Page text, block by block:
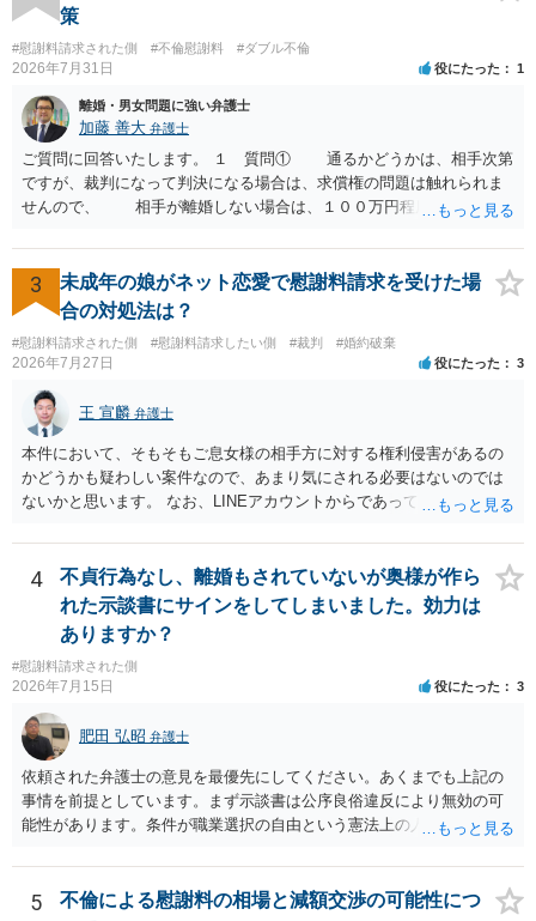
の 金銭であったと評価される可能性はあると考えます。 ② 「今後一
切関与しないなら100万円振り込む」というLINEや誓約書は、裁判上
どの程度証拠価値があるのか ⇒前後のやり取りや誓約書の具体的内容
を見ない限り、具体的な判断はできませんが、一定の証拠価値はある
と考えます。 ③ 借用書があっても、後から100万円を貸付扱いに変更
することは認められるのか。 ⇒おそらく１００万円は不当利得（受け
取る正当な権利がないのに利益を取得した）として返還請求されてい
るものかと推察しますので、 貸金返還ではないかと存じます。 ④ 私
は現在、収入も不安定で貯金もなくリボ払い借金が既に約100万あり。
今年に再婚したが主人はお金に厳しい為、一括で220万円を支払う事は
困難 仮に裁判で敗訴した場合でも、分割払いになる可能性はあります
か。 ⇒判決となり敗訴してしまった場合は、強制執行により不動産等
の財産を差し押さえられ、そこから債権回収が図られることになりま
すが、 和解であれば柔軟な解決が可能ですので、その場合は分割払
いにより支払うことも十分可能です。 ⑤ このような事情であれば、私
は120万円のみ和解交渉を続けるべきでしょうか。 ⇒ご相談者様の認
識を前提にすれば、１００万円も含めて返済する必要はないと考えら
れるため、 120万円のみについて交渉を続けることがベターかと存じ
ます。
策
#慰謝料請求された側 #不倫慰謝料 #ダブル不倫
2026年7月31日 役にたった 1
離婚・男女問題に強い弁護士
加藤 善大 弁護士
ご質問に回答いたします。 １ 質問① 通るかどうかは、相手次第
ですが、裁判になって判決になる場合は、求償権の問題は触れられま
せんので、 相手が離婚しない場合は、１００万円程度となる可能
するデメリットはありますから（経済的、時間的、精神的負担等）、
反対にご自身が、裁判も辞さずという姿勢を示すことで、プラス
に働く可能性は有り得ます。 交渉で解決する多くの場合は、相手
が弁護士に依頼しているケースで、５０万円以下で合意できる場合は
稀であると思います。 通常は、６０万円から８０万円程度になる
ことが多いというのが私の印象です。 ２ 質問② ご記載の内容が
減額を進めるうえでの交渉材料かと思います。 なお、ご自身が離
婚しないことは、交渉材料にはならないかと思いますので、ご注意く
ださい。 また、相手夫婦の婚姻関係が既に破綻していたことや、
相手女性が結婚しているとは知らなかったと主張することもあります
が、 ケースバイケースですので、ご自身の場合にそれらの主張が
できるかはよくお考え下さい。 ３ 質問③ 違約金を５０万円とす
る旨の交渉をすることが妥当かどうかという基準はありません。
公序良俗に反するような金額では、その条項自体が無効になり得ます
が、 ２００万円でも、５０万円でも、公序良俗に反するほど高額
とはいえないと考えますので、 結局は、妥当かどうかというより
も、ご自身が納得できるかどうかという基準でお考えいただくといい
と思います。 そのうえで、合意できるかは、相手も納得できるか
否かにかかってはきますが。 ４ 質問④ ご記載の内容からは判断
できないのですが、 清算条項を記載しないで合意することはリス
クがありますので、むしろ、原則としては、清算条項を記載するべき
であるとお考えいただくといいです。 ご質問に対する回答は以上で
すが、可能であれば、ご依頼になるかは別として、お近くの弁護士に
直接相談されて、 今後の対応についてアドバイス等を求めることを
お勧めいたします。 ご参考にしていただければ幸いです。
3
未成年の娘がネット恋愛で慰謝料請求を受けた場
合の対処法は？
#慰謝料請求された側 #慰謝料請求したい側 #裁判 #婚約破棄
2026年7月27日 役にたった 3
王 宣麟 弁護士
本件において、そもそもご息女様の相手方に対する権利侵害があるの
かどうかも疑わしい案件なので、あまり気にされる必要はないのでは
ないかと思います。 なお、LINEアカウントからであっても、そこに紐
るパターンはありえるものの、本件のような精神的損害が発生したと
明確にいえないような案件において開示がなされる可能性も低いので
はないかと推察します。
4
不貞行為なし、離婚もされていないが奥様が作ら
れた示談書にサインをしてしまいました。効力は
ありますか？
#慰謝料請求された側
2026年7月15日 役にたった 3
肥田 弘昭 弁護士
依頼された弁護士の意見を最優先にしてください。あくまでも上記の
事情を前提としています。まず示談書は公序良俗違反により無効の可
能性があります。条件が職業選択の自由という憲法上の人権を侵害し
可能性もあるかと思います。ご参考にしてください。
5
不倫による慰謝料の相場と減額交渉の可能性につ